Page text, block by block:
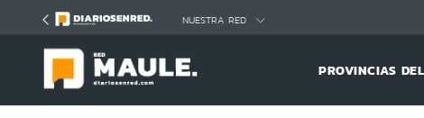
NUESTRA RED
PROVINCIAS